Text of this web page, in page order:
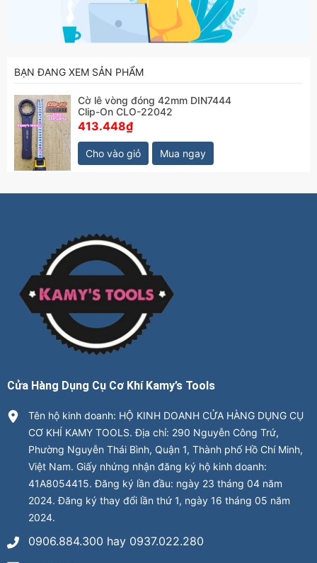
BẠN ĐANG XEM SẢN PHẨM
Cờ lê vòng đóng 42mm DIN7444
Clip-On CLO-22042
413.448₫
Cho vào giỏ Mua ngay
Cửa Hàng Dụng Cụ Cơ Khí Kamy’s Tools
Tên hộ kinh doanh: HỘ KINH DOANH CỬA HÀNG DỤNG CỤ
CƠ KHÍ KAMY TOOLS. Địa chỉ: 290 Nguyễn Công Trứ,
Phường Nguyễn Thái Bình, Quận 1, Thành phố Hồ Chí Minh,
Việt Nam. Giấy nhứng nhận đăng ký hộ kinh doanh:
41A8054415. Đăng ký lần đầu: ngày 23 tháng 04 năm
2024. Đăng ký thay đổi lần thứ 1, ngày 16 tháng 05 năm
2024.
0906.884.300 hay 0937.022.280